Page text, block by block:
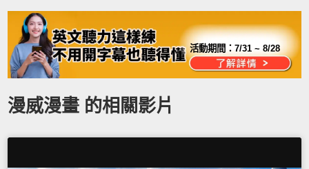
活動期間：7/31 ~ 8/28
漫威漫畫 的相關影片